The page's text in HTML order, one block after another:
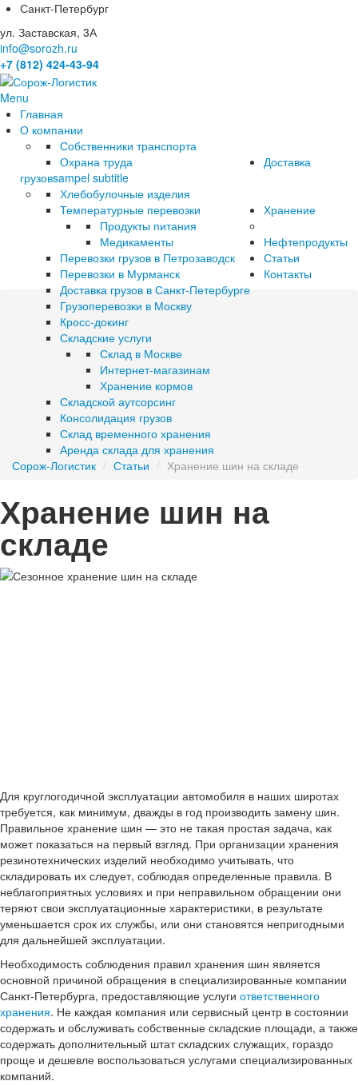
Санкт-Петербург
ул. Заставская, 3А
info@sorozh.ru
+7 (812) 424-43-94
Menu
Главная
О компании
Собственники транспорта
Охрана труда
Доставка
грузовsampel subtitle
Хлебобулочные изделия
Температурные перевозки
Продукты питания
Медикаменты
Перевозки грузов в Петрозаводск
Перевозки в Мурманск
Доставка грузов в Санкт-Петербурге
Грузоперевозки в Москву
Хранение
Кросс-докинг
Складские услуги
Склад в Москве
Интернет-магазинам
Хранение кормов
Складской аутсорсинг
Консолидация грузов
Склад временного хранения
Аренда склада для хранения
Нефтепродукты
Статьи
Контакты
Сорож-Логистик / Статьи / Хранение шин на складе
Хранение шин на
складе
Для круглогодичной эксплуатации автомобиля в наших широтах
требуется, как минимум, дважды в год производить замену шин.
Правильное хранение шин — это не такая простая задача, как
может показаться на первый взгляд. При организации хранения
резинотехнических изделий необходимо учитывать, что
складировать их следует, соблюдая определенные правила. В
неблагоприятных условиях и при неправильном обращении они
теряют свои эксплуатационные характеристики, в результате
уменьшается срок их службы, или они становятся непригодными
для дальнейшей эксплуатации.
Необходимость соблюдения правил хранения шин является
основной причиной обращения в специализированные компании
Санкт-Петербурга, предоставляющие услуги ответственного
хранения. Не каждая компания или сервисный центр в состоянии
содержать и обслуживать собственные складские площади, а также
содержать дополнительный штат складских служащих, гораздо
проще и дешевле воспользоваться услугами специализированных
компаний.